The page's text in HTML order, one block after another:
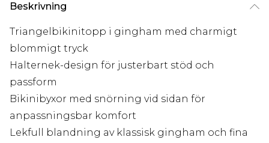
Beskrivning
Triangelbikinitopp i gingham med charmigt
blommigt tryck
Halternek-design för justerbart stöd och
passform
Bikinibyxor med snörning vid sidan för
anpassningsbar komfort
Lekfull blandning av klassisk gingham och fina